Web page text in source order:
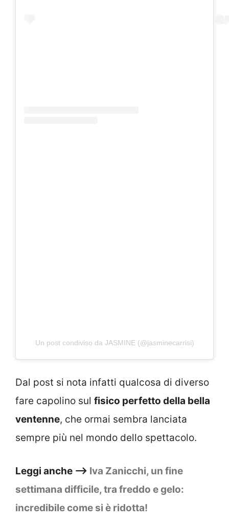
Un post condiviso da JASMINE (@jasminecarrisi)
Dal post si nota infatti qualcosa di diverso
fare capolino sul fisico perfetto della bella
ventenne, che ormai sembra lanciata
sempre più nel mondo dello spettacolo.
Leggi anche –> Iva Zanicchi, un fine
settimana difficile, tra freddo e gelo:
incredibile come si è ridotta!